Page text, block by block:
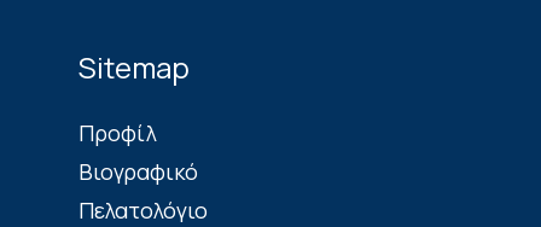
Sitemap
Πρoφίλ
Βιογραφικό
Πελατολόγιο